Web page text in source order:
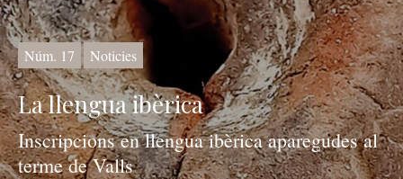
Núm. 17 Noticies
La llengua ibèrica
Inscripcions en llengua ibèrica aparegudes al
terme de Valls